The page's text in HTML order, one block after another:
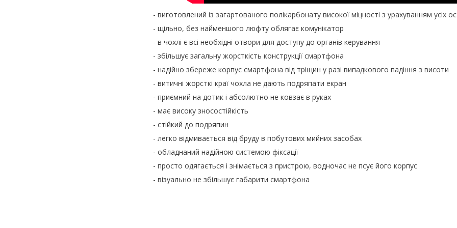
- виготовлений із загартованого полікарбонату високої міцності з урахуванням усіх
- щільно, без найменшого люфту облягає комунікатор
- в чохлі є всі необхідні отвори для доступу до органів керування
- збільшує загальну жорсткість конструкції смартфона
- надійно збереже корпус смартфона від тріщин у разі випадкового падіння з висоти
- витичні жорсткі краї чохла не дають подряпати екран
- приємний на дотик і абсолютно не ковзає в руках
- має високу зносостійкість
- стійкий до подряпин
- легко відмивається від бруду в побутових мийних засобах
- обладнаний надійною системою фіксації
- просто одягається і знімається з пристрою, водночас не псує його корпус
- візуально не збільшує габарити смартфона